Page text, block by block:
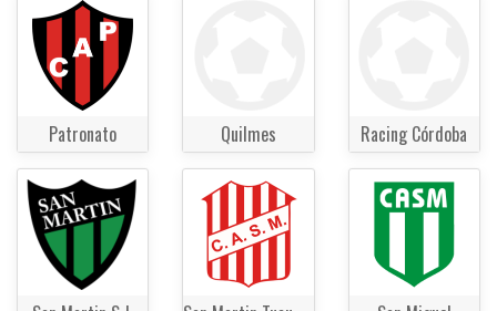
Patronato Quilmes Racing Córdoba